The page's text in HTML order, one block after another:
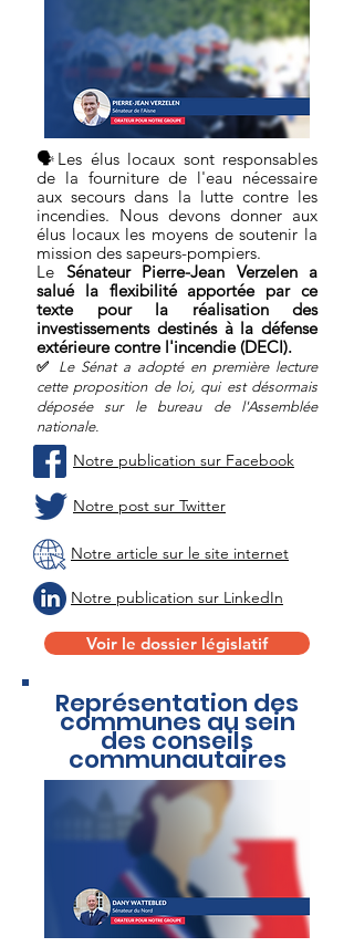
🗣Les élus locaux sont responsables
de la fourniture de l'eau nécessaire
aux secours dans la lutte contre les
incendies. Nous devons donner aux
élus locaux les moyens de soutenir la
mission des sapeurs-pompiers.
Le Sénateur
Pierre-Jean Verzelen a
salué la flexibilité apportée par ce
texte pour la réalisation des
investissements destinés à la défense
extérieure contre l'incendie (DECI).
✅ Le Sénat a adopté en première lecture
cette proposition de loi, qui est désormais
déposée sur le bureau de l'Assemblée
nationale.
Notre publication sur Facebook
Notre post sur Twitter
Notre article sur le site internet
Notre publication sur LinkedIn
Voir le dossier législatif
Représentation des
communes au sein
des conseils
communautaires